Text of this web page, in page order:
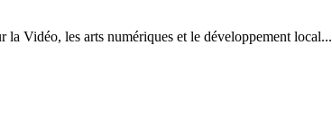
la Vidéo, les arts numériques et le développement local...